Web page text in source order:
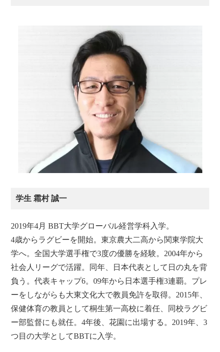
学生 霜村 誠一
2019年4月 BBT大学グローバル経営学科入学。
4歳からラグビーを開始。東京農大二高から関東学院大
学へ。全国大学選手権で3度の優勝を経験。2004年から
社会人リーグで活躍。同年、日本代表として日の丸を背
負う。代表キャップ6。09年から日本選手権3連覇。プレ
ーをしながらも大東文化大で教員免許を取得。2015年、
保健体育の教員として桐生第一高校に着任、同校ラグビ
ー部監督にも就任。4年後、花園に出場する。2019年、3
つ目の大学としてBBTに入学。